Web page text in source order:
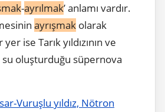
-ayrılmak’ anlamı vardır.
ayrışmak olarak
ise Tarık yıldızının ve
su oluşturduğu süpernova
Vuruşlu yıldız, Nötron